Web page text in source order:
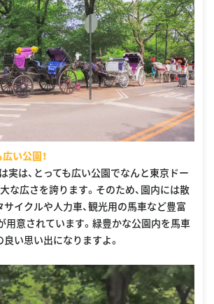
い公園！
実は、とっても広い公園でなんと東京ドー
な広さを誇ります。そのため、園内には散
サイクルや人力車、観光用の馬車など豊富
用意されています。緑豊かな公園内を馬車
良い思い出になりますよ。